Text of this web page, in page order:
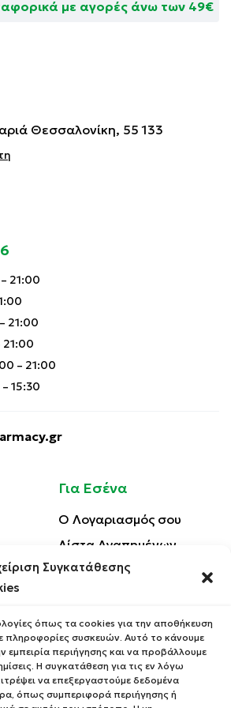
Συγκατάθεσης
όπως τα cookies για την αποθήκευση
πληροφορίες συσκευών. Αυτό το κάνουμε
εμπειρία περιήγησης και να προβάλλουμε
Η συγκατάθεση για τις εν λόγω
να επεξεργαστούμε δεδομένα
όπως συμπεριφορά περιήγησης ή
GREENS, CI 77289/CHROMIUM
77742/MANGANESE VIOLET, CI
με αγορές άνω των 49€
Θεσσαλονίκη, 55 133
21:00
21:00
– 21:00
15:30
Για Εσένα
Ο Λογαριασμός σου
Λίστα Αγαπημένων
Οι Παραγγελίες σου
Κέρδισε Κουπόνι
Έκπτωσης